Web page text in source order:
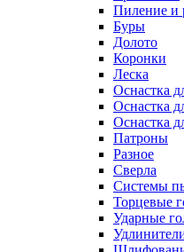
Пиление и
Буры
Долото
Коронки
Леска
Оснастка
Оснастка
Оснастка
Патроны
Разное
Сверла
Системы
Торцевые
Ударные